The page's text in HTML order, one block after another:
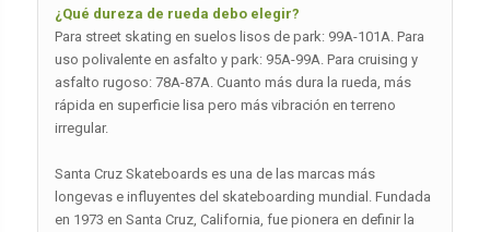
¿Qué dureza de rueda debo elegir?
Para street skating en suelos lisos de park: 99A-101A. Para
uso polivalente en asfalto y park: 95A-99A. Para cruising y
asfalto rugoso: 78A-87A. Cuanto más dura la rueda, más
rápida en superficie lisa pero más vibración en terreno
irregular.
Santa Cruz Skateboards es una de las marcas más
longevas e influyentes del skateboarding mundial. Fundada
en 1973 en Santa Cruz, California, fue pionera en definir la